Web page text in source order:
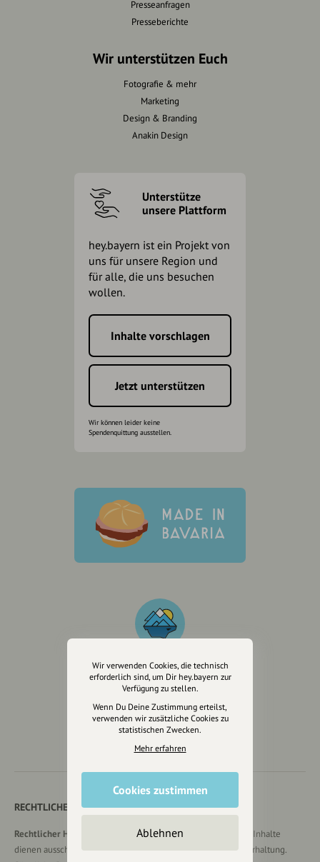
Presseanfragen
Presseberichte
Wir unterstützen Euch
Fotografie & mehr
Marketing
Design & Branding
Anakin Design
Unterstütze
unsere Plattform
hey.bayern ist ein Projekt von
uns für unsere Region und
für alle, die uns besuchen
wollen.
Inhalte vorschlagen
Jetzt unterstützen
Wir können leider keine
Spendenquittung ausstellen.
Wir sind auch auf
RECHTLICHER HINWEIS UND TRANSPARENZHINWEIS
Rechtlicher Hinweis:
Die auf dieser Website veröffentlichten Inhalte
dienen ausschließlich der allgemeinen Information und Unterhaltung.
Wir verwenden Cookies, die technisch
erforderlich sind, um Dir hey.bayern zur
Verfügung zu stellen.
Wenn Du Deine Zustimmung erteilst,
verwenden wir zusätzliche Cookies zu
statistischen Zwecken.
Mehr erfahren
Cookies zustimmen
Ablehnen